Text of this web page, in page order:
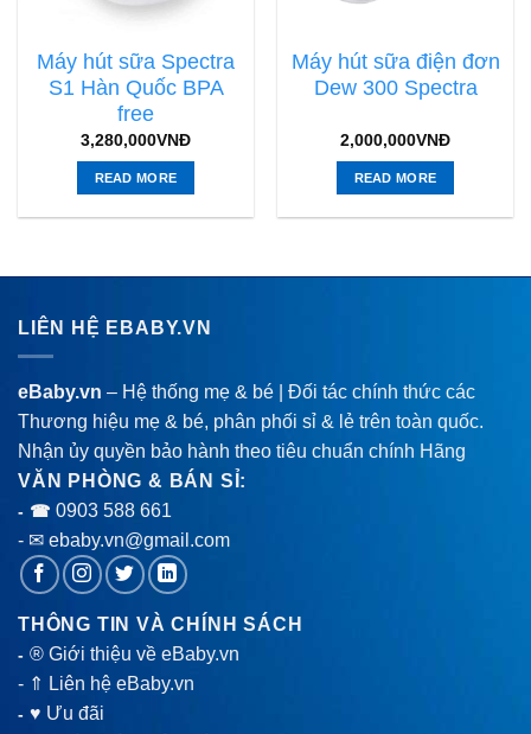
Máy hút sữa Spectra
S1 Hàn Quốc BPA
free
3,280,000VNĐ
READ MORE
Máy hút sữa điện đơn
Dew 300 Spectra
2,000,000VNĐ
READ MORE
LIÊN HỆ EBABY.VN
eBaby.vn – Hệ thống mẹ & bé | Đối tác chính thức các
Thương hiệu mẹ & bé, phân phối sỉ & lẻ trên toàn quốc.
Nhận ủy quyền bảo hành theo tiêu chuẩn chính Hãng
VĂN PHÒNG & BÁN SỈ:
- ☎ 0903 588 661
- ✉ ebaby.vn@gmail.com
THÔNG TIN VÀ CHÍNH SÁCH
-® Giới thiệu về eBaby.vn
- ⇑ Liên hệ eBaby.vn
-♥ Ưu đãi